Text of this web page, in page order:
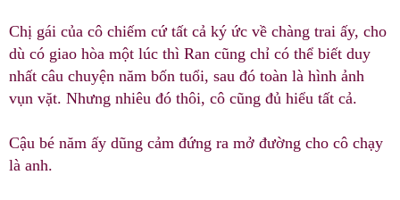
Chị gái của cô chiếm cứ tất cả ký ức về chàng trai ấy, cho
dù có giao hòa một lúc thì Ran cũng chỉ có thể biết duy
nhất câu chuyện năm bốn tuổi, sau đó toàn là hình ảnh
vụn vặt. Nhưng nhiêu đó thôi, cô cũng đủ hiểu tất cả.
Cậu bé năm ấy dũng cảm đứng ra mở đường cho cô chạy
là anh.